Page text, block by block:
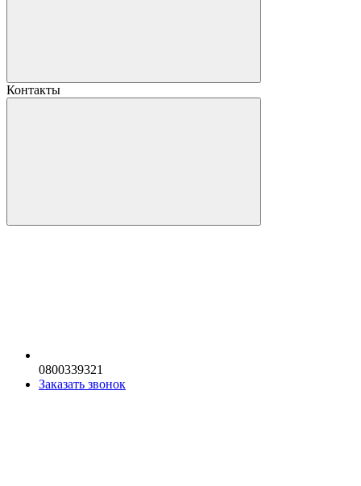
Контакты
0800339321
Заказать звонок